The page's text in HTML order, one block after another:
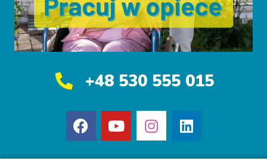
+48 530 555 015